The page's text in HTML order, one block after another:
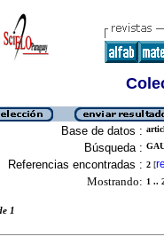
Base de datos :
Búsqueda :
Referencias encontradas : 2 [
Mostrando: 1 ..
1